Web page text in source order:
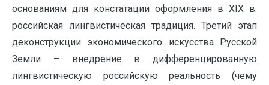
основаниям для констатации оформления в XIX в.
российская лингвистическая традиция. Третий этап
деконструкции экономического искусства Русской
Земли – внедрение в дифференцированную
лингвистическую российскую реальность (чему